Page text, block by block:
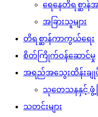
ရေနေတိရစ္ဆာန်
အခြားသူများ
တိရစ္ဆာန်ကာကွယ်ရေး
စိတ်ကြိုက်ဝန်ဆောင်မှု
အရည်အသွေးထိန်းချု
သုတေသနနှင့် ဖွံ့
သတင်းများ